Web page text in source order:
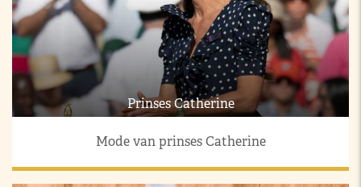
Prinses Catherine
Mode van prinses Catherine